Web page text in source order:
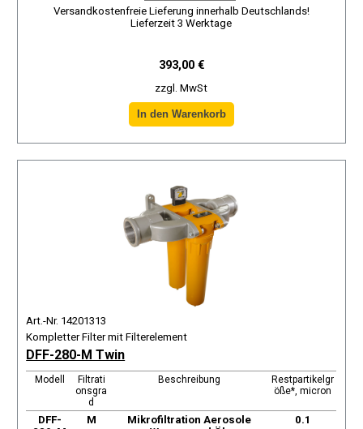
Versandkostenfreie Lieferung innerhalb Deutschlands!
Lieferzeit 3 Werktage
393,00 €
zzgl. MwSt
Art.-Nr. 14201313
Kompletter Filter mit Filterelement
DFF-280-M Twin
Modell
Filtrati
onsgra
d
Beschreibung
Restpartikelgr
öße*, micron
DFF-
М
Mikrofiltration Aerosole
0.1